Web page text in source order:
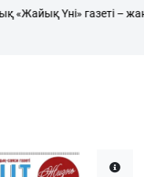
(Фрунзе)
«Жайық Үні» газеті –